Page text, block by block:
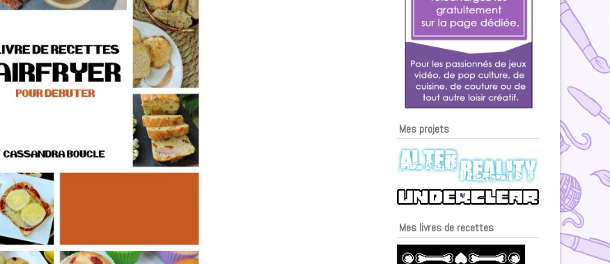
Mes projets
Mes livres de recettes